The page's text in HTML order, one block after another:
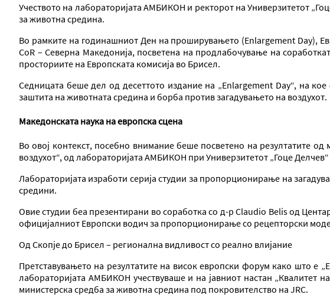
Учеството на лабораторијата АМБИКОН и ректорот на Универзитетот
за животна средина.
Во рамките на годинашниот Ден на проширувањето (Enlargement Day),
CoR – Северна Македонија, посветена на продлабочување на
просториите на Европската комисија во Брисел.
Седницата беше дел од десеттото издание на „Enlargement Day“, на
заштита на животната средина и борба против загадувањето на воздухот.
Македонската наука на европска сцена
Во овој контекст, посебно внимание беше посветено на резултатите
воздухот“, од лабораторијата АМБИКОН при Универзитетот „Гоце
Лабораторијата изработи серија студии за пропорционирање на
средини.
Овие студии беа презентирани во соработка со д-р Claudio Belis од
официјалниот Европски водич за пропорционирање со рецепторски
Од Скопје до Брисел – регионална видливост со реално влијание
Претставувањето на резултатите на висок европски форум како што е
лабораторијата АМБИКОН учествуваше и на јавниот настан „Квалитет
министерска средба за животна средина под покровителство на JRC.